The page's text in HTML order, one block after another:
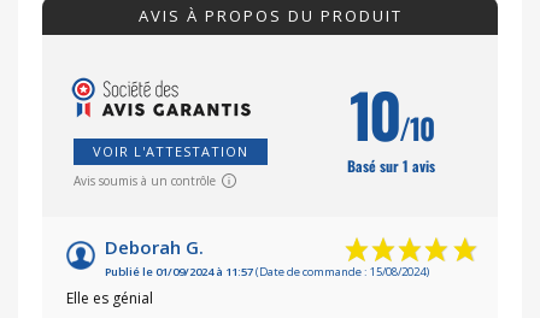
AVIS À PROPOS DU PRODUIT
VOIR L'ATTESTATION
Avis soumis à un contrôle
10/10
Basé sur 1 avis
Deborah G.
Publié le 01/09/2024 à 11:57(Date de commande : 15/08/2024)
Elle es génial